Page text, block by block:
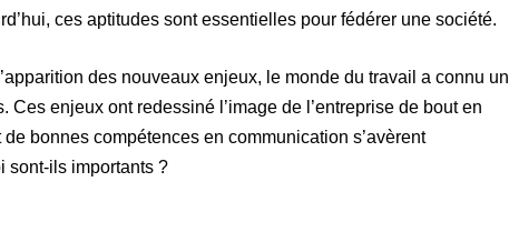
ces aptitudes sont essentielles pour fédérer une société.
des nouveaux enjeux, le monde du travail a connu un
enjeux ont redessiné l’image de l’entreprise de bout en
bonnes compétences en communication s’avèrent
sont-ils importants ?